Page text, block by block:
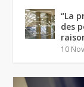
“La
des
10